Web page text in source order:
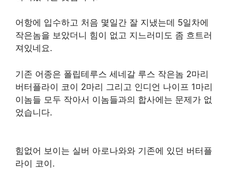
어항에 입수하고 처음 몇일간 잘 지냈는데 5일차에
작은놈을 보았더니 힘이 없고 지느러미도 좀 흐트러
져있네요.
기존 어종은 폴립테루스 세네갈 루스 작은놈 2마리
버터플라이 코이 2마리 그리고 인디언 나이프 1마리
이놈들 모두 작아서 이놈들과의 합사에는 문제가 없
었습니다.
힘없어 보이는 실버 아로나와와 기존에 있던 버터플
라이 코이.